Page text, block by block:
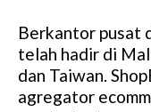
Berkantor pusat
telah hadir di
dan Taiwan.
agregator